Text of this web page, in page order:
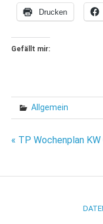
Drucken
Gefällt mir:
Allgemein
« TP Wochenplan KW